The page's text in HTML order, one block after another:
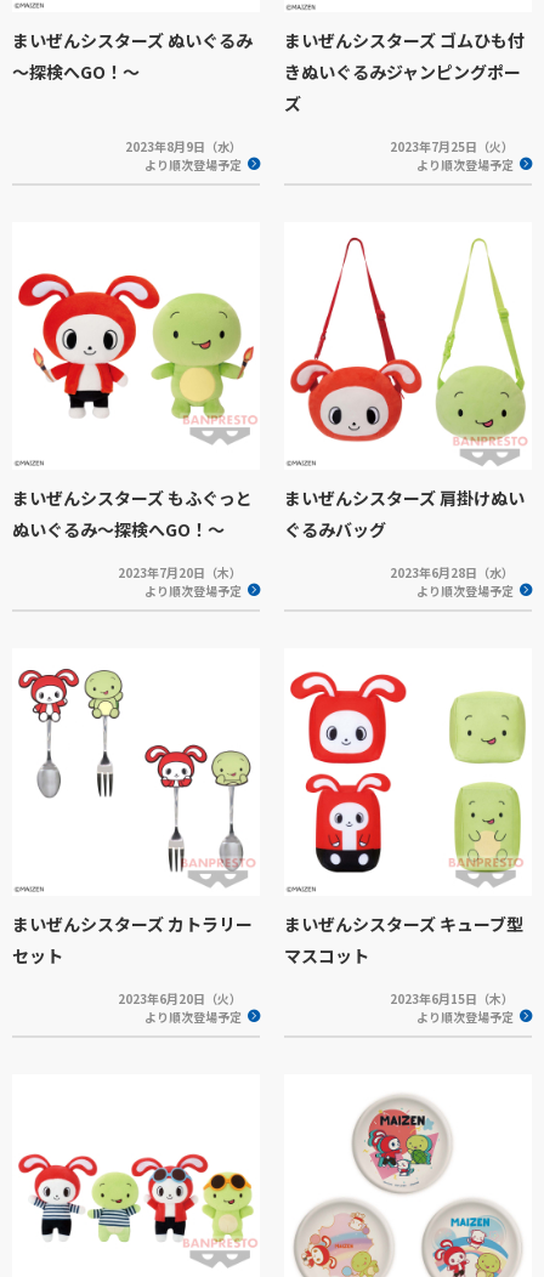
まいぜんシスターズ ぬいぐるみ
～探検へGO！～
2023年8月9日（水）
より順次登場予定
まいぜんシスターズ ゴムひも付
きぬいぐるみジャンピングポー
ズ
2023年7月25日（火）
より順次登場予定
まいぜんシスターズ もふぐっと
ぬいぐるみ～探検へGO！～
2023年7月20日（木）
より順次登場予定
まいぜんシスターズ 肩掛けぬい
ぐるみバッグ
2023年6月28日（水）
より順次登場予定
まいぜんシスターズ カトラリー
セット
2023年6月20日（火）
より順次登場予定
まいぜんシスターズ キューブ型
マスコット
2023年6月15日（木）
より順次登場予定